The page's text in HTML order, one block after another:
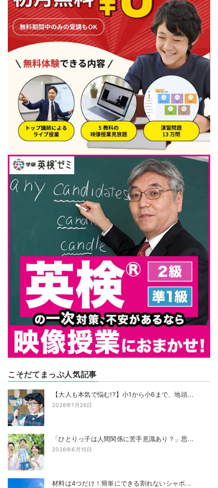
こそだてまっぷ人気記事
【大人も本気で悩む!?】小1から小6まで、地頭...
2026年1月26日
「ひとりっ子は人間関係に苦手意識あり？」思...
2026年6月15日
材料は4つだけ！簡単にできる割れないシャボ...